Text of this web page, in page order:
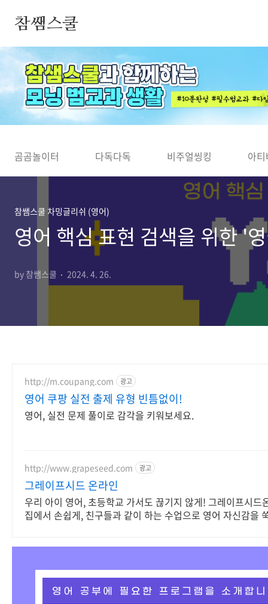
참쌤스쿨
◀
곰곰놀이터 다독다독 비주얼씽킹 아
참쌤스쿨 차밍글리쉬 (영어)
영어 핵심 표현 검색을 위한 '
by 참쌤스쿨 2024. 4. 26.
http://m.coupang.com 광고
영어 쿠팡 실전 출제 유형 빈틈없이!
영어, 실전 문제 풀이로 감각을 키워보세요.
http://www.grapeseed.com 광고
그레이프시드 온라인
우리 아이 영어, 초등학교 가서도 끊기지 않게! 그레이프시드
집에서 손쉽게, 친구들과 같이 하는 수업으로 영어 자신감을